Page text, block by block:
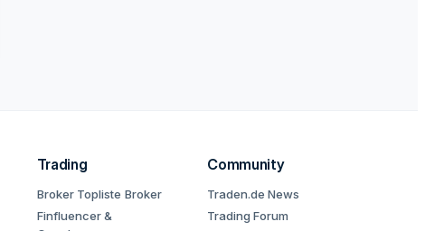
Trading
Broker Topliste Broker
Finfluencer &
Community
Traden.de News
Trading Forum